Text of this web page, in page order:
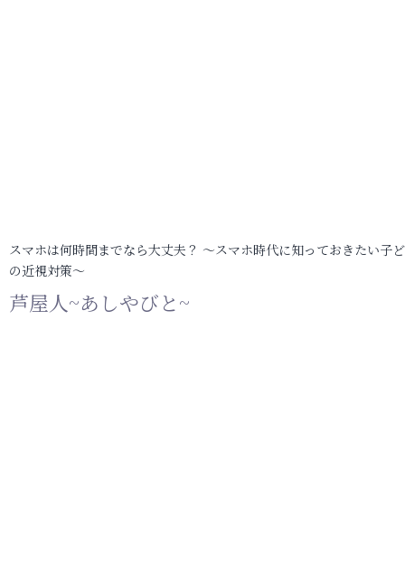
スマホは何時間までなら大丈夫？ ～スマホ時代に知っておきたい子
の近視対策～
芦屋人~あしやびと~